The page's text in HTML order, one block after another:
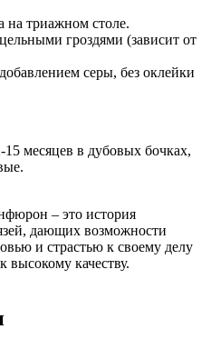
на триажном столе.
гроздями (зависит от
серы, без оклейки
месяцев в дубовых бочках,
– это история
дающих возможности
и страстью к своему делу
качеству.